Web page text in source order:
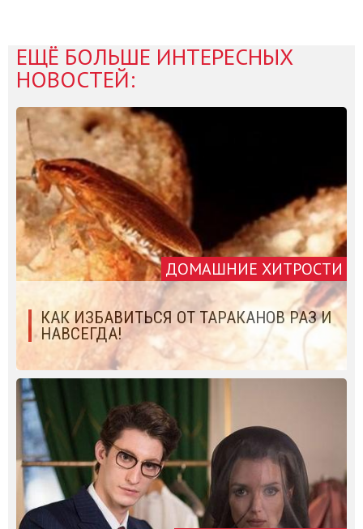
ЕЩЁ БОЛЬШЕ ИНТЕРЕСНЫХ
НОВОСТЕЙ:
ДОМАШНИЕ ХИТРОСТИ
КАК ИЗБАВИТЬСЯ ОТ ТАРАКАНОВ РАЗ И
НАВСЕГДА!